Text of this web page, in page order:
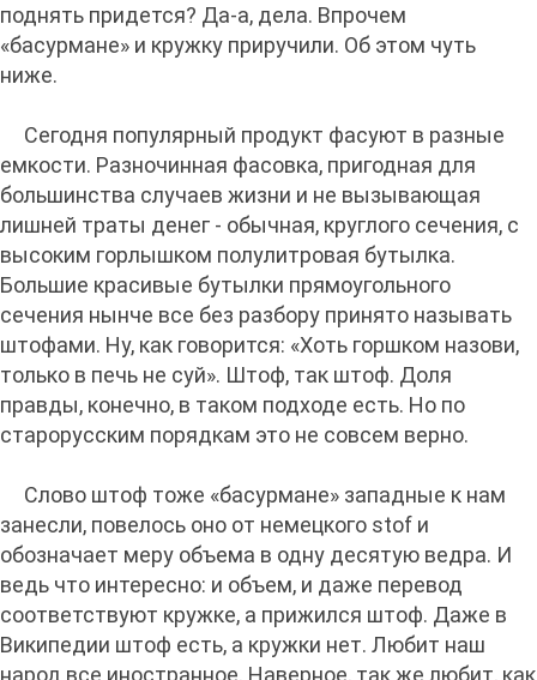
поднять придется? Да-а, дела. Впрочем
«басурмане» и кружку приручили. Об этом чуть
ниже.
Сегодня популярный продукт фасуют в разные
емкости. Разночинная фасовка, пригодная для
большинства случаев жизни и не вызывающая
лишней траты денег - обычная, круглого сечения, с
высоким горлышком полулитровая бутылка.
Большие красивые бутылки прямоугольного
сечения нынче все без разбору принято называть
штофами. Ну, как говорится: «Хоть горшком назови,
только в печь не суй». Штоф, так штоф. Доля
правды, конечно, в таком подходе есть. Но по
старорусским порядкам это не совсем верно.
Слово штоф тоже «басурмане» западные к нам
занесли, повелось оно от немецкого stof и
обозначает меру объема в одну десятую ведра. И
ведь что интересно: и объем, и даже перевод
соответствуют кружке, а прижился штоф. Даже в
Википедии штоф есть, а кружки нет. Любит наш
народ все иностранное. Наверное, так же любит, как